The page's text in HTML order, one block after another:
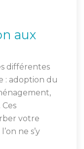
aux
différentes
: adoption du
votre
ne s’y